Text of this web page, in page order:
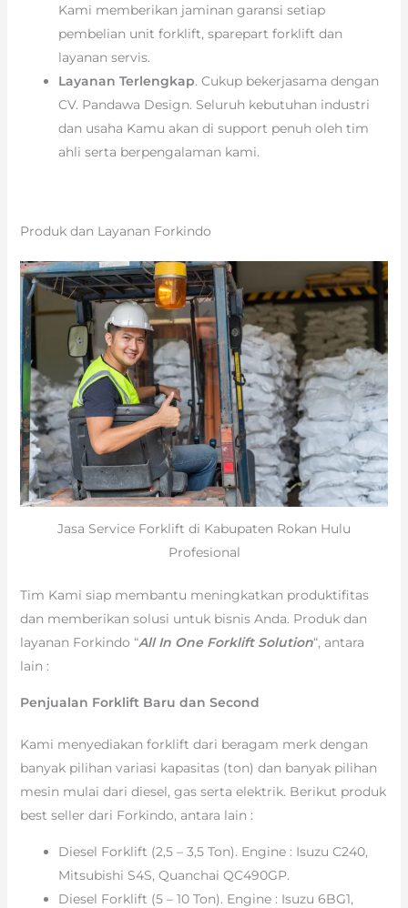
Kami memberikan jaminan garansi setiap
pembelian unit forklift, sparepart forklift dan
layanan servis.
Layanan Terlengkap. Cukup bekerjasama dengan
CV. Pandawa Design. Seluruh kebutuhan industri
dan usaha Kamu akan di support penuh oleh tim
ahli serta berpengalaman kami.
Produk dan Layanan Forkindo
Jasa Service Forklift di Kabupaten Rokan Hulu
Profesional
Tim Kami siap membantu meningkatkan produktifitas
dan memberikan solusi untuk bisnis Anda. Produk dan
layanan Forkindo “All In One Forklift Solution“, antara
lain :
Penjualan Forklift Baru dan Second
Kami menyediakan forklift dari beragam merk dengan
banyak pilihan variasi kapasitas (ton) dan banyak pilihan
mesin mulai dari diesel, gas serta elektrik. Berikut produk
best seller dari Forkindo, antara lain :
Diesel Forklift (2,5 – 3,5 Ton). Engine : Isuzu C240,
Mitsubishi S4S, Quanchai QC490GP.
Diesel Forklift (5 – 10 Ton). Engine : Isuzu 6BG1,